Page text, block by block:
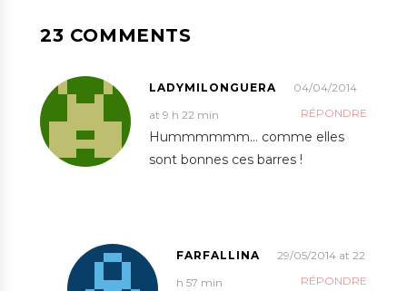
23 COMMENTS
LADYMILONGUERA
04/04/2014
at 9 h 22 min
RÉPONDRE
Hummmmmm… comme elles
sont bonnes ces barres !
FARFALLINA
29/05/2014 at 22
h 57 min
RÉPONDRE